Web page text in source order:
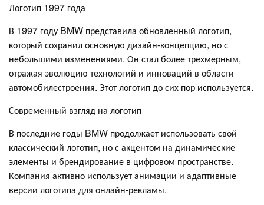
Логотип 1997 года
В 1997 году BMW представила обновленный логотип,
который сохранил основную дизайн-концепцию, но с
небольшими изменениями. Он стал более трехмерным,
отражая эволюцию технологий и инноваций в области
автомобилестроения. Этот логотип до сих пор используется.
Современный взгляд на логотип
В последние годы BMW продолжает использовать свой
классический логотип, но с акцентом на динамические
элементы и брендирование в цифровом пространстве.
Компания активно использует анимации и адаптивные
версии логотипа для онлайн-рекламы.